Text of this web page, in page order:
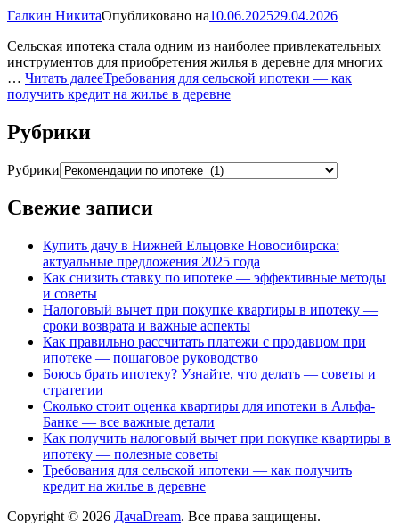
Галкин НикитаОпубликовано на10.06.202529.04.2026
Сельская ипотека стала одним из наиболее привлекательных
инструментов для приобретения жилья в деревне для многих
… Читать далееТребования для сельской ипотеки — как
получить кредит на жилье в деревне
Рубрики
Рубрики
Свежие записи
Купить дачу в Нижней Ельцовке Новосибирска:
актуальные предложения 2025 года
Как снизить ставку по ипотеке — эффективные методы
и советы
Налоговый вычет при покупке квартиры в ипотеку —
сроки возврата и важные аспекты
Как правильно рассчитать платежи с продавцом при
ипотеке — пошаговое руководство
Боюсь брать ипотеку? Узнайте, что делать — советы и
стратегии
Сколько стоит оценка квартиры для ипотеки в Альфа-
Банке — все важные детали
Как получить налоговый вычет при покупке квартиры в
ипотеку — полезные советы
Требования для сельской ипотеки — как получить
кредит на жилье в деревне
Copyright © 2026 ДачаDream. Все права защищены.